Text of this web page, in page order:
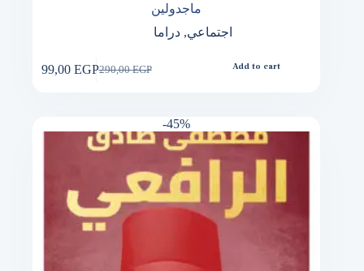
ماجدولين
اجتماعي,دراما
290,00EGP
Original
99,00 EGPCurrent
Add to cart
-45%